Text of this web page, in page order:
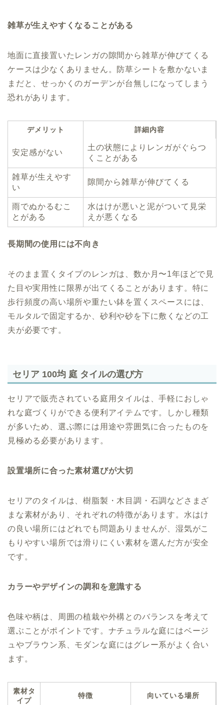
雑草が生えやすくなることがある
地面に直接置いたレンガの隙間から雑草が伸びてくる
ケースは少なくありません。防草シートを敷かないま
まだと、せっかくのガーデンが台無しになってしまう
恐れがあります。
デメリット 詳細内容
安定感がない
土の状態によりレンガがぐらつ
くことがある
雑草が生えやす
い
隙間から雑草が伸びてくる
雨でぬかるむこ
とがある
水はけが悪いと泥がついて見栄
えが悪くなる
長期間の使用には不向き
そのまま置くタイプのレンガは、数か月〜1年ほどで見
た目や実用性に限界が出てくることがあります。特に
歩行頻度の高い場所や重たい鉢を置くスペースには、
モルタルで固定するか、砂利や砂を下に敷くなどの工
夫が必要です。
セリア 100均 庭 タイルの選び方
セリアで販売されている庭用タイルは、手軽におしゃ
れな庭づくりができる便利アイテムです。しかし種類
が多いため、選ぶ際には用途や雰囲気に合ったものを
見極める必要があります。
設置場所に合った素材選びが大切
セリアのタイルは、樹脂製・木目調・石調などさまざ
まな素材があり、それぞれの特徴があります。水はけ
の良い場所にはどれでも問題ありませんが、湿気がこ
もりやすい場所では滑りにくい素材を選んだ方が安全
です。
カラーやデザインの調和を意識する
色味や柄は、周囲の植栽や外構とのバランスを考えて
選ぶことがポイントです。ナチュラルな庭にはベージ
ュやブラウン系、モダンな庭にはグレー系がよく合い
ます。
素材タ
イプ
特徴 向いている場所